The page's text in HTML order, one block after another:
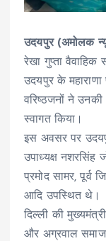
उदयपुर (अमोलक
रेखा गुप्ता वैवाहिक
उदयपुर के
वरिष्ठजनों ने
स्वागत किया।
इस अवसर पर
उपाध्यक्ष नशरसिंह
प्रमोद सामर, पूर्व
आदि उपस्थित थे।
दिल्ली की
और अग्रवाल समाज